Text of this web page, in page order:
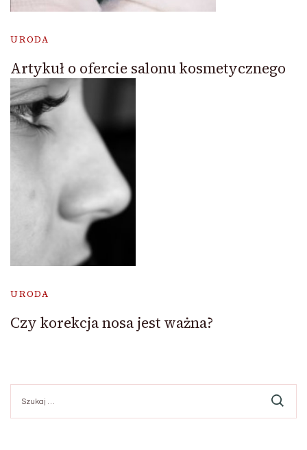
URODA
Artykuł o ofercie salonu kosmetycznego
URODA
Czy korekcja nosa jest ważna?